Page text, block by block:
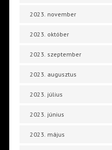
2023. november
2023. október
2023. szeptember
2023. augusztus
2023. július
2023. június
2023. május